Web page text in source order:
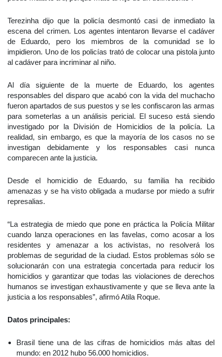
Terezinha dijo que la policía desmontó casi de inmediato la
escena del crimen. Los agentes intentaron llevarse el cadáver
de Eduardo, pero los miembros de la comunidad se lo
impidieron. Uno de los policías trató de colocar una pistola junto
al cadáver para incriminar al niño.
Al día siguiente de la muerte de Eduardo, los agentes
responsables del disparo que acabó con la vida del muchacho
fueron apartados de sus puestos y se les confiscaron las armas
para someterlas a un análisis pericial. El suceso está siendo
investigado por la División de Homicidios de la policía. La
realidad, sin embargo, es que la mayoría de los casos no se
investigan debidamente y los responsables casi nunca
comparecen ante la justicia.
Desde el homicidio de Eduardo, su familia ha recibido
amenazas y se ha visto obligada a mudarse por miedo a sufrir
represalias.
“La estrategia de miedo que pone en práctica la Policía Militar
cuando lanza operaciones en las favelas, como acosar a los
residentes y amenazar a los activistas, no resolverá los
problemas de seguridad de la ciudad. Estos problemas sólo se
solucionarán con una estrategia concertada para reducir los
homicidios y garantizar que todas las violaciones de derechos
humanos se investigan exhaustivamente y que se lleva ante la
justicia a los responsables”, afirmó Atila Roque.
Datos principales:
Brasil tiene una de las cifras de homicidios más altas del
mundo: en 2012 hubo 56.000 homicidios.